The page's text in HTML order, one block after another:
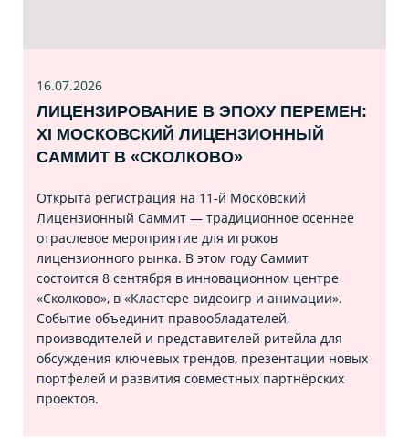
16.07.2026
ЛИЦЕНЗИРОВАНИЕ В ЭПОХУ ПЕРЕМЕН:
XI МОСКОВСКИЙ ЛИЦЕНЗИОННЫЙ
САММИТ В «СКОЛКОВО»
Открыта регистрация на 11‑й Московский
Лицензионный Саммит — традиционное осеннее
отраслевое мероприятие для игроков
лицензионного рынка. В этом году Саммит
состоится 8 сентября в инновационном центре
«Сколково», в «Кластере видеоигр и анимации».
Событие объединит правообладателей,
производителей и представителей ритейла для
обсуждения ключевых трендов, презентации новых
портфелей и развития совместных партнёрских
проектов.